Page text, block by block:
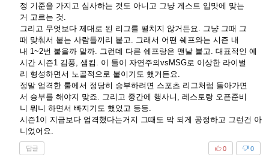
정 기준을 가지고 심사하는 것도 아니고 그냥 게스트 입맛에 맞는
거 고르는 것.
그리고 무엇보다 제대로 된 리그를 펼치지 않거든요. 그냥 그때 그
때 맞춰서 붙는 사람들끼리 붙고. 그래서 어떤 쉐프와는 시즌 내
내 1~2번 붙을까 말까. 그런데 다른 쉐프랑은 맨날 붙고. 대표적인 예
시간 시즌1 김풍, 샘킴. 이 둘이 자연주의vsMSG로 이상한 라이벌
리 형성하면서 노골적으로 붙이기도 했거든요.
정말 엄격한 룰에서 정당히 승부하려면 스포츠 리그처럼 돌아가면
서 승부를 해야지 맞죠. 그리고 중간에 행사니, 레스토랑 오픈준비
니 뭐니 하면서 빠지기도 했었고 등등.
시즌1이 지금보다 엄격했다는거지 그때도 막 되게 공정하고 그런건 아
니었어요.
답글 0
0